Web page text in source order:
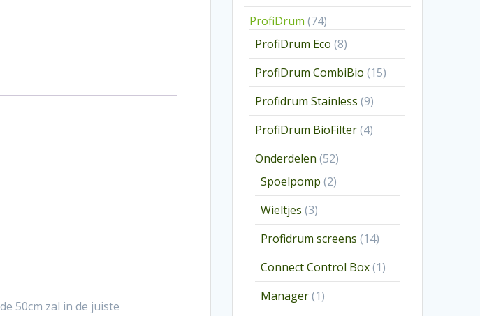
50cm zal in de juiste
ProfiDrum 7474
producten
ProfiDrum Eco 88
producten
ProfiDrum CombiBio 1515
producten
Profidrum Stainless 99
producten
ProfiDrum BioFilter 44
producten
Onderdelen 5252
producten
Spoelpomp 22
producten
Wieltjes 33
producten
Profidrum screens 1414
producten
Connect Control Box 11
product
Manager 11
product